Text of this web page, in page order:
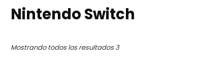
Precio
PrecioNintendo Switch
Mostrando todos los resultados 3